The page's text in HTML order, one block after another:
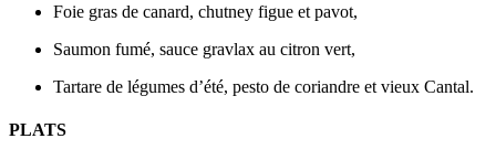
Foie gras de canard, chutney figue et pavot,
Saumon fumé, sauce gravlax au citron vert,
Tartare de légumes d’été, pesto de coriandre et vieux Cantal.
PLATS